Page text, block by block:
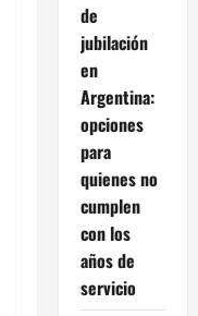
de
jubilación
en
Argentina:
opciones
para
quienes no
cumplen
con los
años de
servicio